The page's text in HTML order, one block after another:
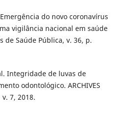
do novo coronavírus
vigilância nacional em saúde
de Saúde Pública, v. 36, p.
Integridade de luvas de
odontológico. ARCHIVES
v. 7, 2018.